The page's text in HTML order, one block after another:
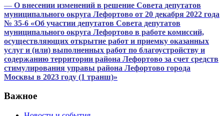
— О внесении изменений в решение Совета депутатов
муниципального округа Лефортово от 20 декабря 2022 года
№ 35-6 «Об участии депутатов Совета депутатов
муниципального округа Лефортово в работе комиссий,
осуществляющих открытие работ и приемку оказанных
услуг и (или) выполненных работ по благоустройству и
содержанию территории района Лефортово за счет средств
стимулирования управы района Лефортово города
Москвы в 2023 году (1 транш)»
Важное